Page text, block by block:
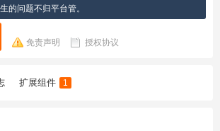
的问题不归平台管。
免责声明 授权协议
扩展组件 1